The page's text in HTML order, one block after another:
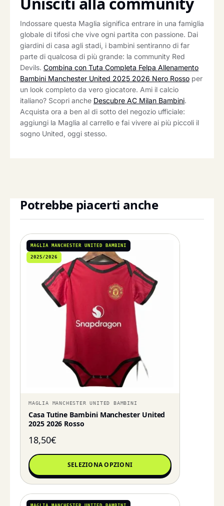
Indossare questa Maglia significa entrare in una famiglia
globale di tifosi che vive ogni partita con passione. Dai
giardini di casa agli stadi, i bambini sentiranno di far
parte di qualcosa di più grande: la community Red
Devils. Combina con Tuta Completa Felpa Allenamento
Bambini Manchester United 2025 2026 Nero Rosso per
un look completo da vero giocatore. Ami il calcio
italiano? Scopri anche Descubre AC Milan Bambini.
Acquista ora a ben al di sotto del negozio ufficiale:
aggiungi la Maglia al carrello e fai vivere ai più piccoli il
sogno United, oggi stesso.
Potrebbe piacerti anche
MAGLIA MANCHESTER UNITED BAMBINI
2025/2026
MAGLIA MANCHESTER UNITED BAMBINI
Casa Tutine Bambini Manchester United
2025 2026 Rosso
18,50€
SELEZIONA OPZIONI